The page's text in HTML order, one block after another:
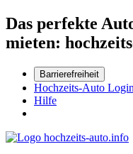
Das perfekte
mieten:
Barrierefreiheit
Hochzeits-Auto Login
Hilfe